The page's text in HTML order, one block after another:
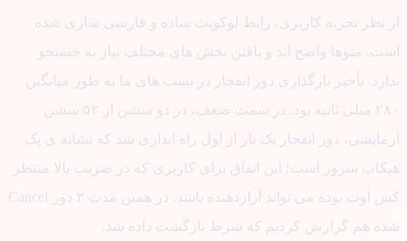
نظر تجربه کاربری، رابط لوکوبت ساده و فارسی سازی شده
منوها واضح اند و یافتن بخش های مختلف نیاز به جستجو
تأخیر بارگذاری دور انفجار در تست های ما به طور میانگین
۲۸۰ میلی ثانیه بود. در سمت ضعف، در دو سشن از ۵۲ سشن
دور انفجار یک بار از اول راه اندازی شد که نشانه ی یک
سرور است؛ این اتفاق برای کاربری که در ضریب بالا منتظر
کش اوت بوده می تواند آزاردهنده باشد. در همین مدت ۲ دور Cancel
هم گزارش کردیم که شرط بازگشت داده شد.